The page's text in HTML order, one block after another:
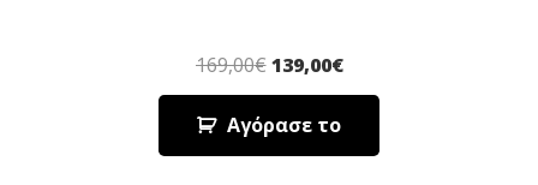
169,00€ 139,00€
Αγόρασε το